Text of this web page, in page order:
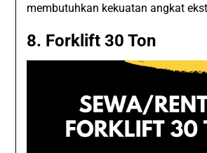
membutuhkan kekuatan angkat
8. Forklift 30 Ton